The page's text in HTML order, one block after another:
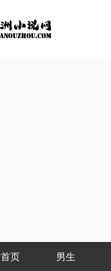
首页 男生